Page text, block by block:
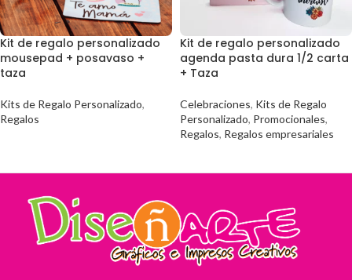
Kit de regalo personalizado
mousepad + posavaso +
taza
Kits de Regalo Personalizado,
Regalos
Kit de regalo personalizado
agenda pasta dura 1/2 carta
+ Taza
Celebraciones, Kits de Regalo
Personalizado, Promocionales,
Regalos, Regalos empresariales